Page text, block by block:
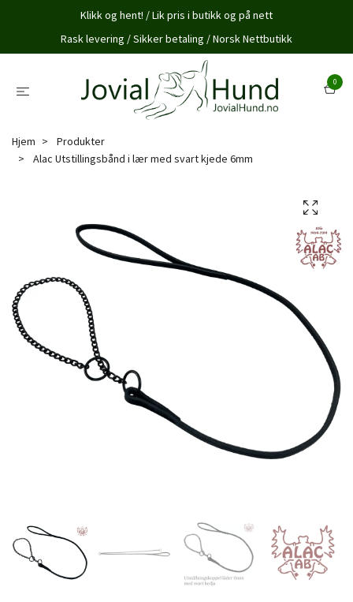
Klikk og hent! / Lik pris i butikk og på nett
Rask levering / Sikker betaling / Norsk Nettbutikk
0
Hjem
Produkter
Alac Utstillingsbånd i lær med svart kjede 6mm